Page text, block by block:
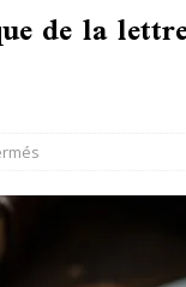
de la